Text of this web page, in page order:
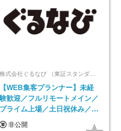
株式会社ぐるなび （東証スタンダード上場）
【WEB集客プランナー】未経
験歓迎／フルリモートメイン／
プライム上場／土日祝休み／東
京・大阪・名古屋
非公開